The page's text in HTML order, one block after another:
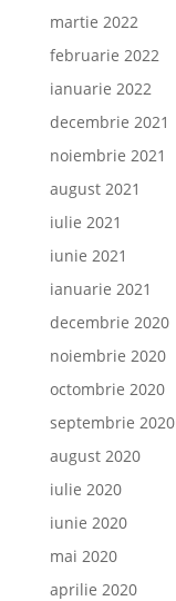
martie 2022
februarie 2022
ianuarie 2022
decembrie 2021
noiembrie 2021
august 2021
iulie 2021
iunie 2021
ianuarie 2021
decembrie 2020
noiembrie 2020
octombrie 2020
septembrie 2020
august 2020
iulie 2020
iunie 2020
mai 2020
aprilie 2020